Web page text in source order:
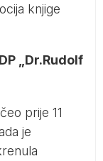
knjige
„Dr.Rudolf
prije 11
je